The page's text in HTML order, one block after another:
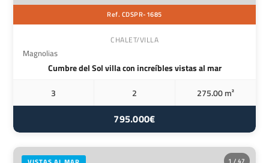
Ref. CDSPR-1685
CHALET/VILLA
Magnolias
Cumbre del Sol villa con increíbles vistas al mar
3
2 275.00 m²
795.000€
1 / 47